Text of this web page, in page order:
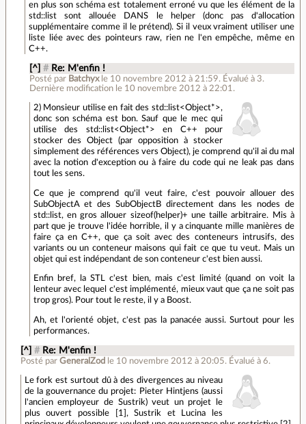
en plus son schéma est totalement erroné vu que les élément de la
std::list sont allouée DANS le helper (donc pas d'allocation
supplémentaire comme il le prétend). Si il veux vraiment utiliser une
liste liée avec des pointeurs raw, rien ne l'en empêche, même en
C++.
[^] # Re: M'enfin !
Posté par Batchyx le 10 novembre 2012 à 21:59. Évalué à 3.
Dernière modification le 10 novembre 2012 à 22:01.
2) Monsieur utilise en fait des std::list<Object*>,
donc son schéma est bon. Sauf que le mec qui
utilise des std::list<Object*> en C++ pour
stocker des Object (par opposition à stocker
simplement des références vers Object), je comprend qu'il ai du mal
avec la notion d'exception ou à faire du code qui ne leak pas dans
tout les sens.
Ce que je comprend qu'il veut faire, c'est pouvoir allouer des
SubObjectA et des SubObjectB directement dans les nodes de
std::list, en gros allouer sizeof(helper)+ une taille arbitraire. Mis à
part que je trouve l'idée horrible, il y a cinquante mille manières de
faire ça en C++, que ça soit avec des conteneurs intrusifs, des
variants ou un conteneur maisons qui fait ce que tu veut. Mais un
objet qui est indépendant de son conteneur c'est bien aussi.
Enfin bref, la STL c'est bien, mais c'est limité (quand on voit la
lenteur avec lequel c'est implémenté, mieux vaut que ça ne soit pas
trop gros). Pour tout le reste, il y a Boost.
Ah, et l'orienté objet, c'est pas la panacée aussi. Surtout pour les
performances.
[^] # Re: M'enfin !
Posté par GeneralZod le 10 novembre 2012 à 20:05. Évalué à 6.
Le fork est surtout dû à des divergences au niveau
de la gouvernance du projet: Pieter Hintjens (aussi
l'ancien employeur de Sustrik) veut un projet le
plus ouvert possible [1], Sustrik et Lucina les